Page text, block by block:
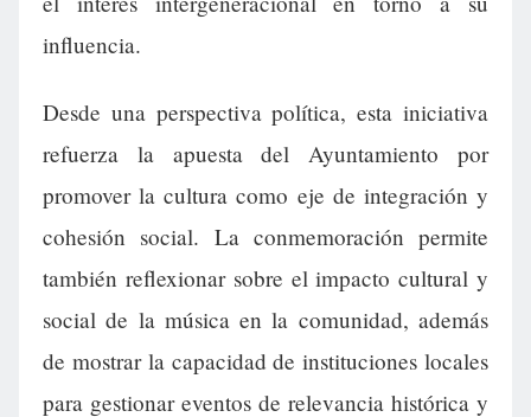
influencia.
Desde una perspectiva política, esta iniciativa
refuerza la apuesta del Ayuntamiento por
promover la cultura como eje de integración y
cohesión social. La conmemoración permite
también reflexionar sobre el impacto cultural y
social de la música en la comunidad, además
de mostrar la capacidad de instituciones locales
para gestionar eventos de relevancia histórica y